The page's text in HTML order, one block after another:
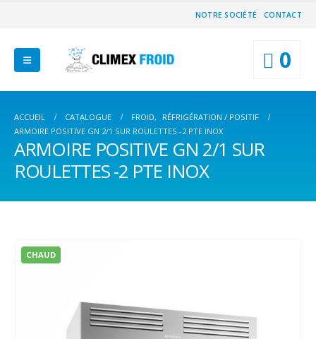
NOTRE SOCIÉTÉ CONTACT
0
ACCUEIL CATALOGUE FROID,
RÉFRIGÉRATION / POSITIF
ARMOIRE POSITIVE GN 2/1 SUR ROULETTES -2 PTE INOX
ARMOIRE POSITIVE GN 2/1 SUR
ROULETTES -2 PTE INOX
CHAUD